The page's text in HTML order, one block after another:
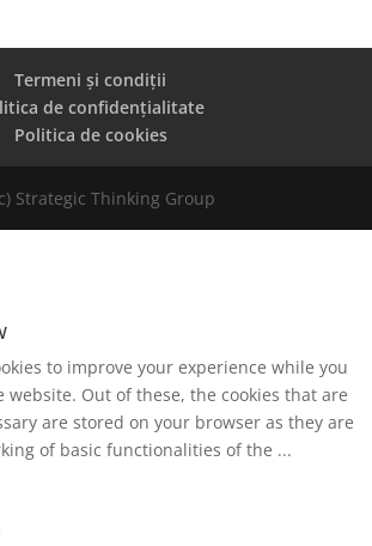
Termeni și condiții
de confidențialitate
Politica de cookies
Strategic Thinking Group
to improve your experience while you
website. Out of these, the cookies that are
are stored on your browser as they are
of basic functionalities of the ...